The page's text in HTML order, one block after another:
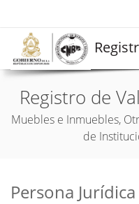
Registro de
Muebles e Inmuebles,
de
Persona Jurídica